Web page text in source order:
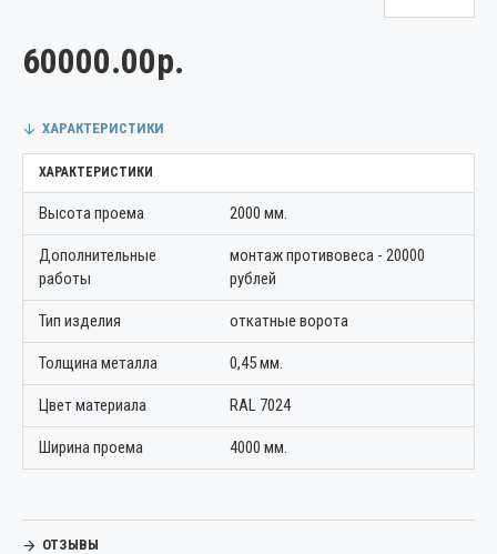
60000.00р.
ХАРАКТЕРИСТИКИ
ХАРАКТЕРИСТИКИ
Высота проема 2000 мм.
Дополнительные
работы
монтаж противовеса - 20000
рублей
Тип изделия откатные ворота
Толщина металла 0,45 мм.
Цвет материала RAL 7024
Ширина проема 4000 мм.
ОТЗЫВЫ